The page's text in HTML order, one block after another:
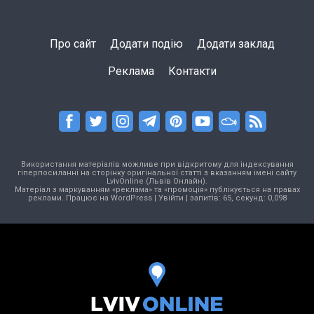
Про сайт Додати подію Додати заклад
Реклама Контакти
Використання матеріалів можливе при відкритому для індексування
гіперпосиланні на сторінку оригінальної статті з вказанням імені сайту
LvivOnline (Львів Онлайн).
Матеріал з маркуванням «реклама» та «промоція» публікується на правах
реклами. Працює на WordPress| Увійти | запитів: 65, секунд: 0,098